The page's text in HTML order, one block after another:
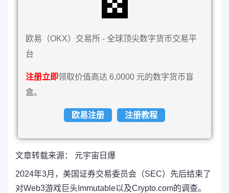
欧易（OKX）交易所 - 全球顶尖数字货币交易平
台
注册立即领取价值高达 6,0000 元的数字货币盲
盒。
欧易注册 注册教程
文章转载来源： 元宇宙日爆
2024年3月，美国证券交易委员会（SEC）先后结束了
对Web3游戏巨头Immutable以及Crypto.com的调查。